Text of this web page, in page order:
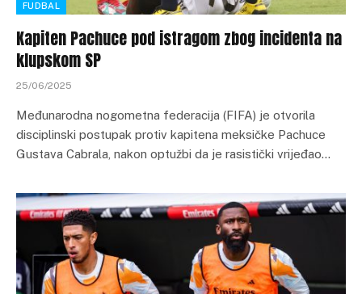
FUDBAL
Kapiten Pachuce pod istragom zbog incidenta na
klupskom SP
25/06/2025
Međunarodna nogometna federacija (FIFA) je otvorila
disciplinski postupak protiv kapitena meksičke Pachuce
Gustava Cabrala, nakon optužbi da je rasistički vrijeđao…